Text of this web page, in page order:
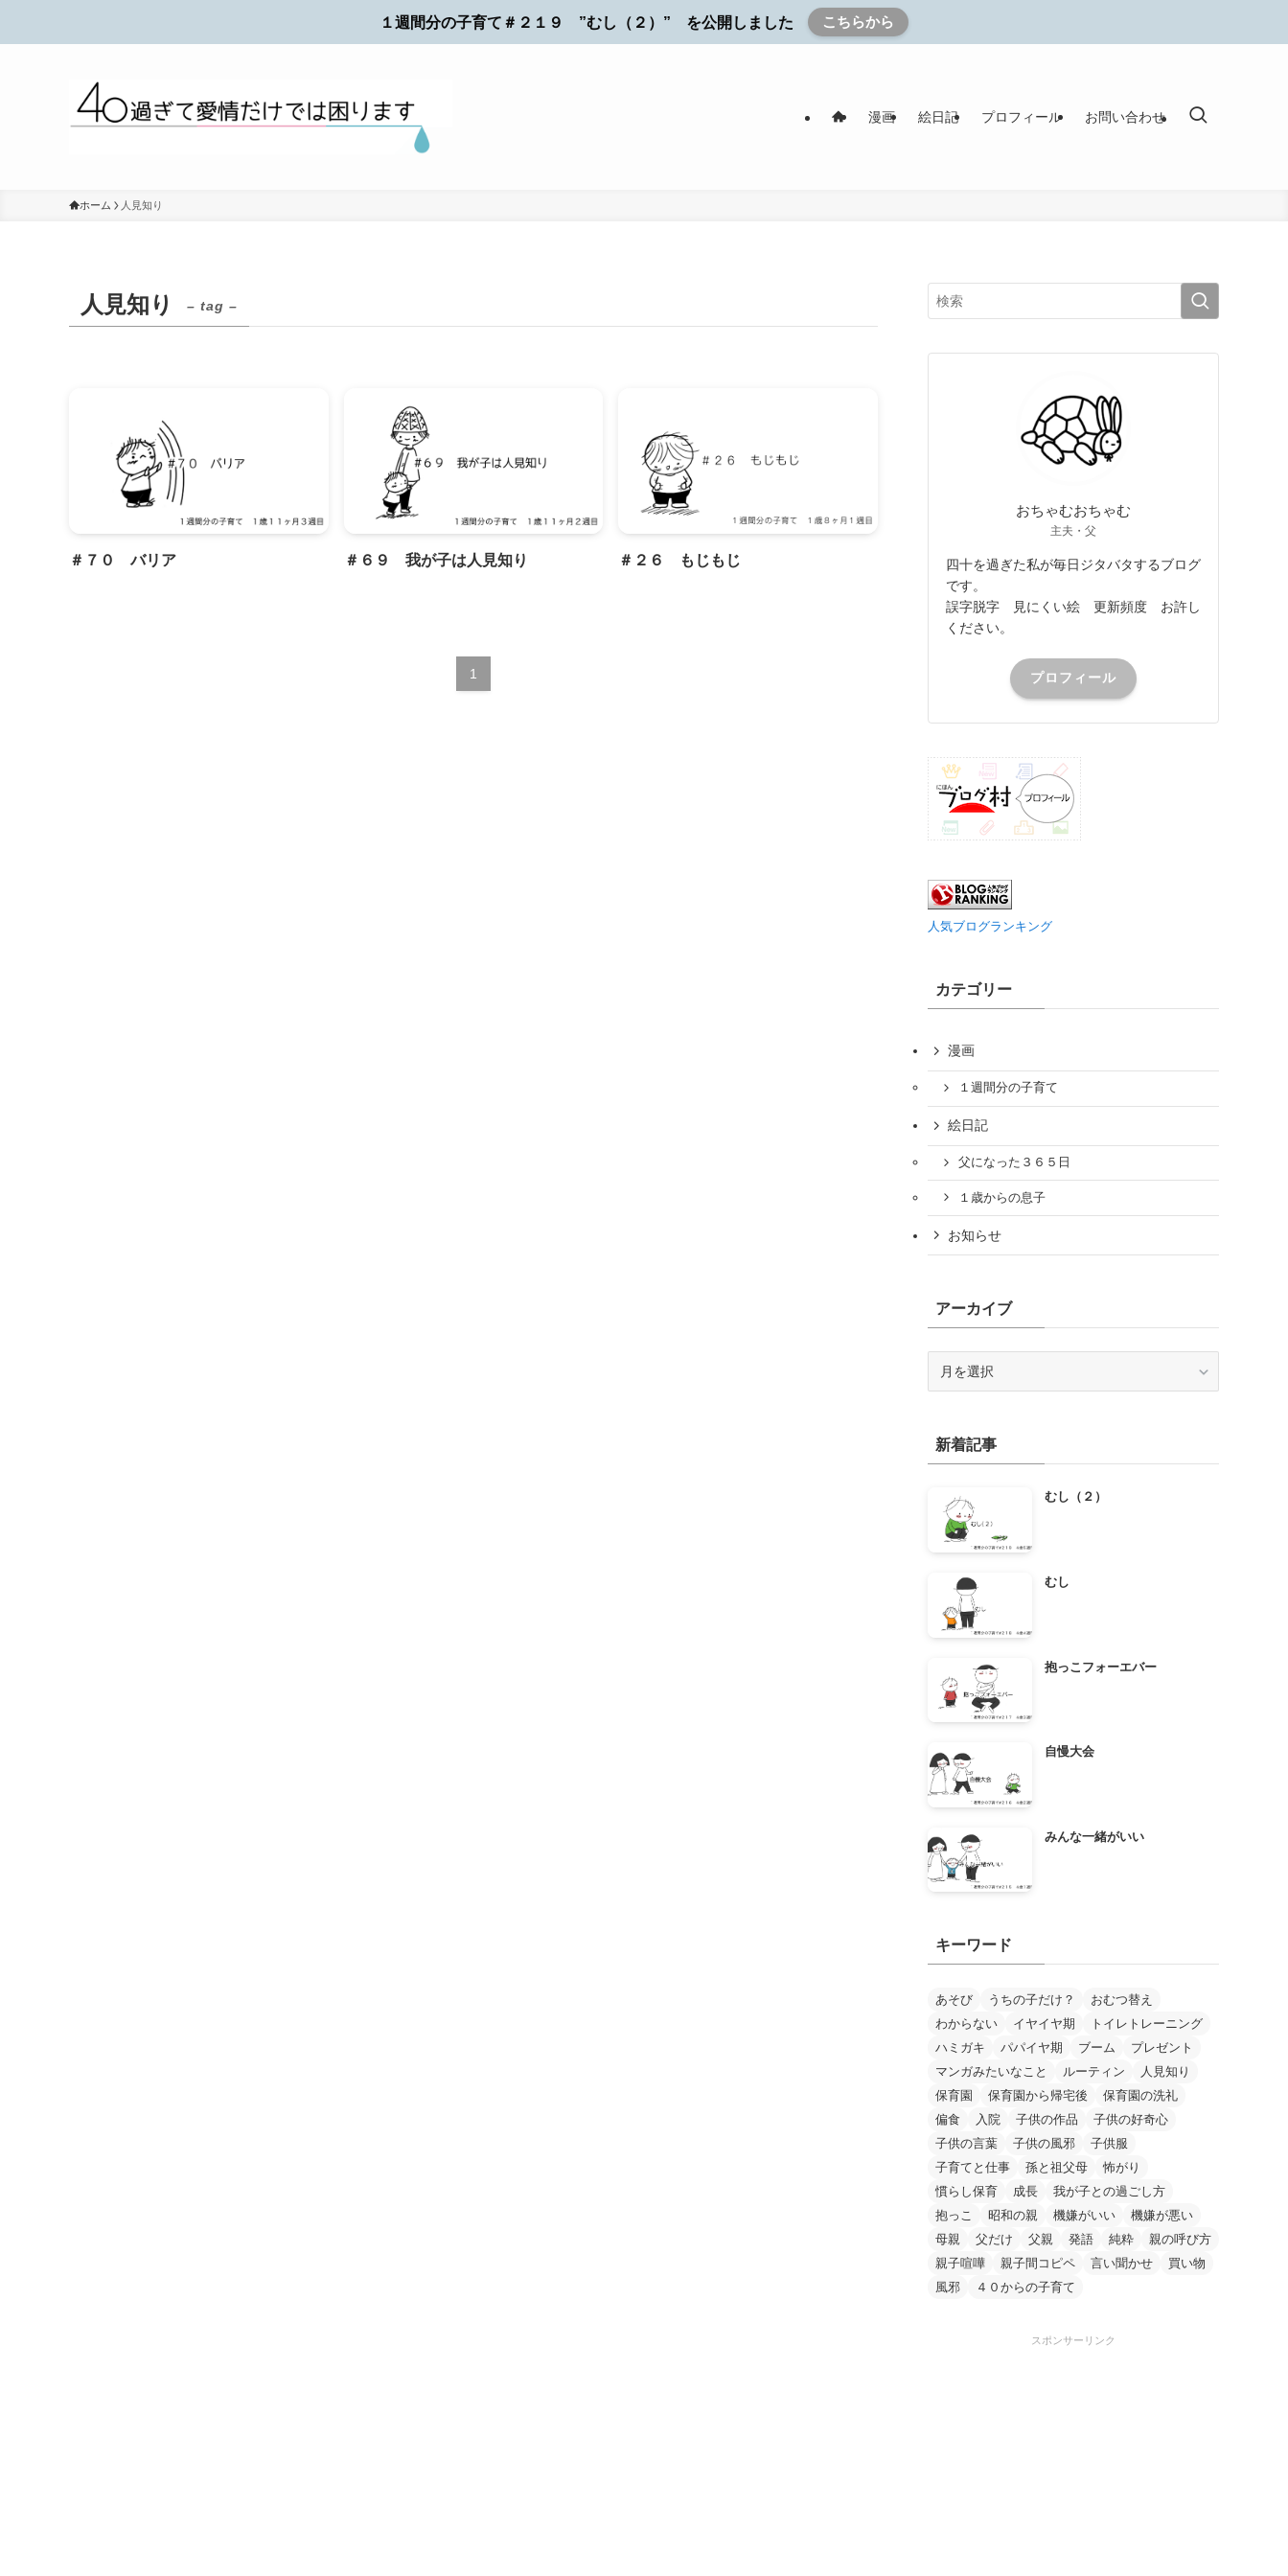
１週間分の子育て＃２１９ ”むし（２）” を公開しました こちらから
漫画 絵日記 プロフィール お問い合わせ
ホーム 人見知り
人見知り – tag –
＃７０ バリア ＃６９ 我が子は人見知り ＃２６ もじもじ
1
おちゃむおちゃむ
主夫・父
四十を過ぎた私が毎日ジタバタするブログ
です。
誤字脱字 見にくい絵 更新頻度 お許し
ください。
プロフィール
人気ブログランキング
カテゴリー
漫画
１週間分の子育て
絵日記
父になった３６５日
１歳からの息子
お知らせ
アーカイブ
ブ新着記事
むし（２）
むし
抱っこフォーエバー
自慢大会
みんな一緒がいい
キーワード
あそび うちの子だけ？
おむつ替え
わからない
イヤイヤ期
トイレトレーニング
ハミガキ
パパイヤ期 ブーム
プレゼント
マンガみたいなこと
ルーティン
人見知り
保育園
保育園から帰宅後
保育園の洗礼
偏食
入院 子供の作品
子供の好奇心
子供の言葉
子供の風邪
子供服
子育てと仕事
孫と祖父母
怖がり
慣らし保育
成長
我が子との過ごし方
抱っこ
昭和の親 機嫌がいい
機嫌が悪い
母親
父だけ 父親 発語 純粋
親の呼び方
親子喧嘩
親子間コピペ 言い聞かせ
買い物
風邪
４０からの子育て
スポンサーリンク